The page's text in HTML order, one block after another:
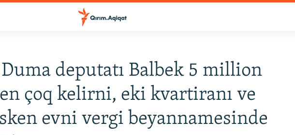
deputatı Balbek 5 million
çoq kelirni, eki kvartiranı ve
evni vergi beyannamesinde